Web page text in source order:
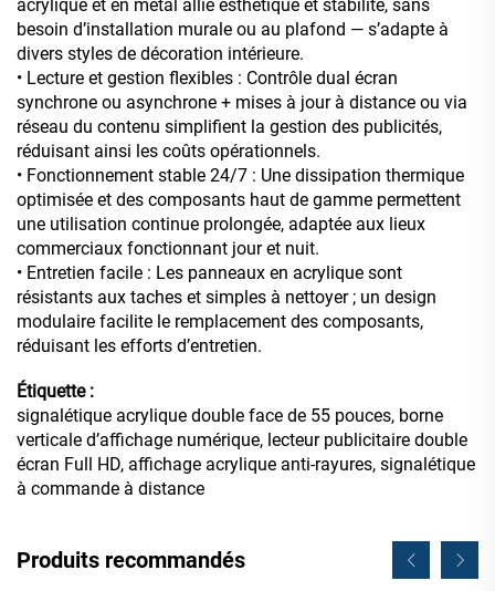
acrylique et en métal allie esthétique et stabilité, sans
besoin d’installation murale ou au plafond — s’adapte à
divers styles de décoration intérieure.
• Lecture et gestion flexibles : Contrôle dual écran
synchrone ou asynchrone + mises à jour à distance ou via
réseau du contenu simplifient la gestion des publicités,
réduisant ainsi les coûts opérationnels.
• Fonctionnement stable 24/7 : Une dissipation thermique
optimisée et des composants haut de gamme permettent
une utilisation continue prolongée, adaptée aux lieux
commerciaux fonctionnant jour et nuit.
• Entretien facile : Les panneaux en acrylique sont
résistants aux taches et simples à nettoyer ; un design
modulaire facilite le remplacement des composants,
réduisant les efforts d’entretien.
Étiquette :
signalétique acrylique double face de 55 pouces, borne
verticale d’affichage numérique, lecteur publicitaire double
écran Full HD, affichage acrylique anti-rayures, signalétique
à commande à distance
Produits recommandés